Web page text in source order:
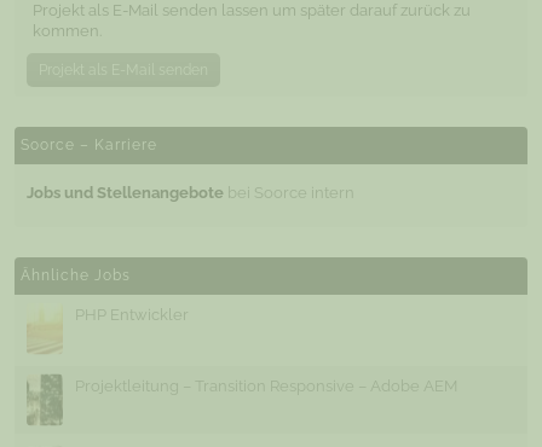
Projekt als E-Mail senden lassen um später darauf zurück zu
kommen.
Soorce – Karriere
Jobs und Stellenangebote bei Soorce intern
Ähnliche Jobs
PHP Entwickler
Projektleitung – Transition Responsive – Adobe AEM